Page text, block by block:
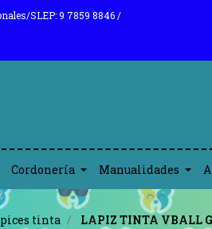
SLEP: 9 7859 8846 /
Cordonería Manualidades
tinta LAPIZ TINTA VBALL